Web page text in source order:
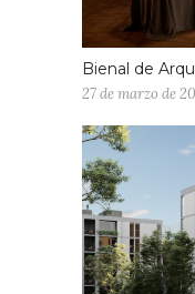
Bienal de
27 de marzo de